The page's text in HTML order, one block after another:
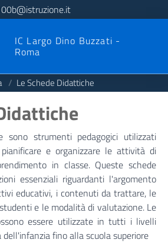
IC Largo Dino Buzzati -
Roma
/ Le Schede Didattiche
sono strumenti pedagogici utilizzati
e organizzare le attività di
in classe. Queste schede
essenziali riguardanti l'argomento
educativi, i contenuti da trattare, le
e le modalità di valutazione. Le
essere utilizzate in tutti i livelli
fino alla scuola superiore